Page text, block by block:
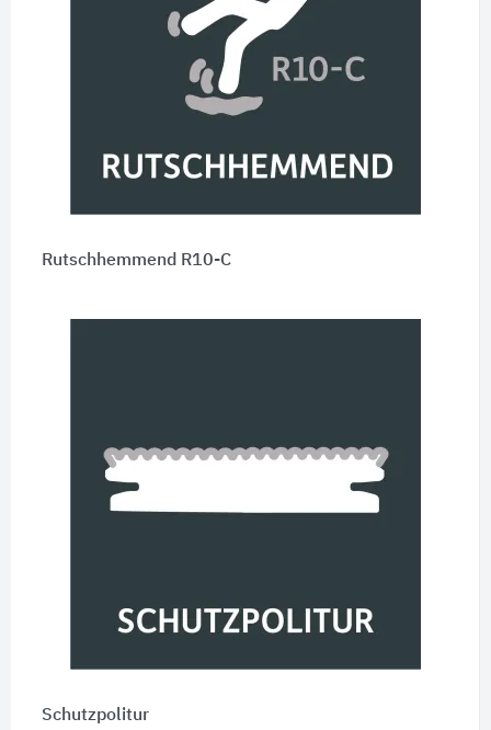
Rutschhemmend R10-C
Schutzpolitur